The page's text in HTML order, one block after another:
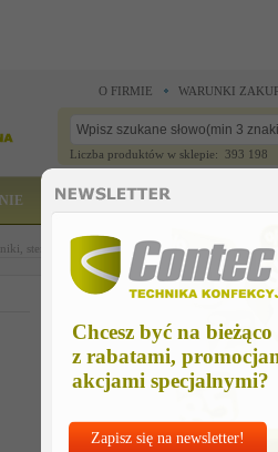
Chcesz być na bieżąco
z rabatami,
akcjami specjalnymi?
Zapisz się na newsletter!
O FIRMIE WARUNKI
Liczba produktów w sklepie: 393 198
CZĘŚCI ZAMIENNE
sterowania Efka > Kompletny zestaw Efka :
Kompletny zestaw Efka :